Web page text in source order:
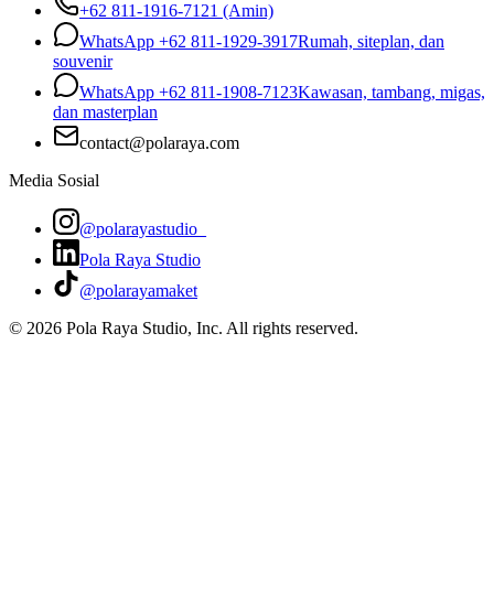
+62 811-1916-7121 (Amin)
WhatsApp +62 811-1929-3917Rumah, siteplan, dan
souvenir
WhatsApp +62 811-1908-7123Kawasan, tambang, migas,
dan masterplan
contact@polaraya.com
Media Sosial
@polarayastudio_
Pola Raya Studio
@polarayamaket
© 2026 Pola Raya Studio, Inc. All rights reserved.